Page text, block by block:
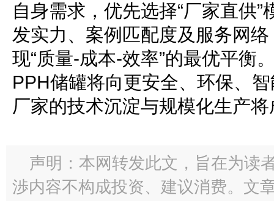
自身需求，优先选择“厂家直供
发实力、案例匹配度及服务网
现“质量-成本-效率”的最优平衡
PPH储罐将向更安全、环保、
厂家的技术沉淀与规模化生产
声明：本网转发此文，旨在为读
渉内容不构成投资、建议消费。文